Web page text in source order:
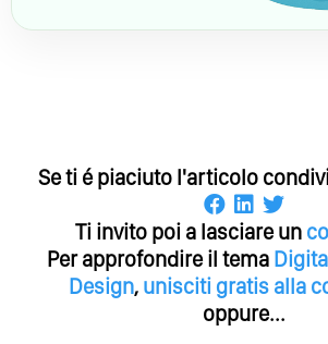
Se ti é piaciuto l'articolo
Ti invito poi a lasciare un
Per approfondire il tema
Design, unisciti gratis alla
oppure...